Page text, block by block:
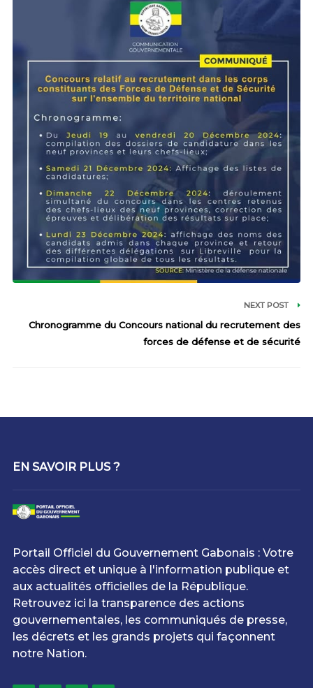
NEXT POST
Chronogramme du Concours national du recrutement des
forces de défense et de sécurité
EN SAVOIR PLUS ?
Portail Officiel du Gouvernement Gabonais : Votre
accès direct et unique à l'information publique et
aux actualités officielles de la République.
Retrouvez ici la transparence des actions
gouvernementales, les communiqués de presse,
les décrets et les grands projets qui façonnent
notre Nation.